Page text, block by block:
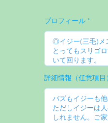
プロフィール
詳細情報（任意項目）